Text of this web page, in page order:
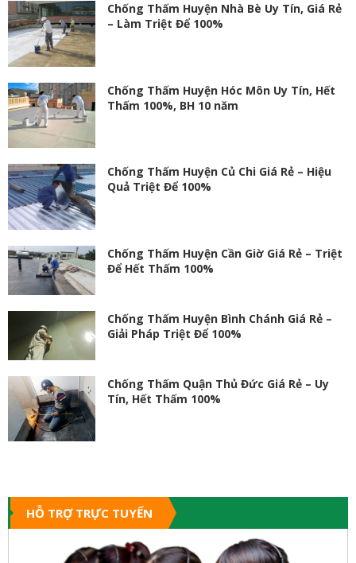
Chống Thấm Huyện Nhà Bè Uy Tín, Giá Rẻ
– Làm Triệt Để 100%
Chống Thấm Huyện Hóc Môn Uy Tín, Hết
Thấm 100%, BH 10 năm
Chống Thấm Huyện Củ Chi Giá Rẻ – Hiệu
Quả Triệt Để 100%
Chống Thấm Huyện Cần Giờ Giá Rẻ – Triệt
Để Hết Thấm 100%
Chống Thấm Huyện Bình Chánh Giá Rẻ –
Giải Pháp Triệt Để 100%
Chống Thấm Quận Thủ Đức Giá Rẻ – Uy
Tín, Hết Thấm 100%
HỖ TRỢ TRỰC TUYẾN